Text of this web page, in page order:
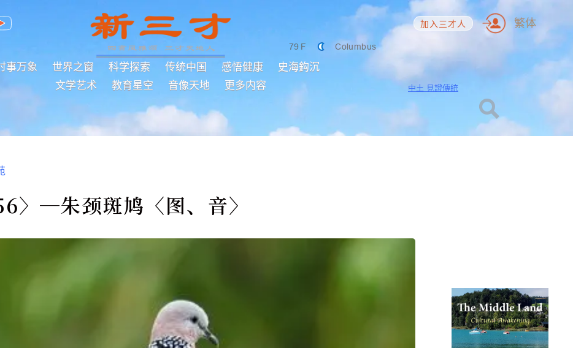
79 F Columbus
事万象 世界之窗 科学探索 传统中国 感悟健康
史海鈎沉
文学艺术
教育星空 音像天地 更多内容
加入三才人 繁体
中土 見證傳統
〉─朱颈斑鸠〈图、音〉